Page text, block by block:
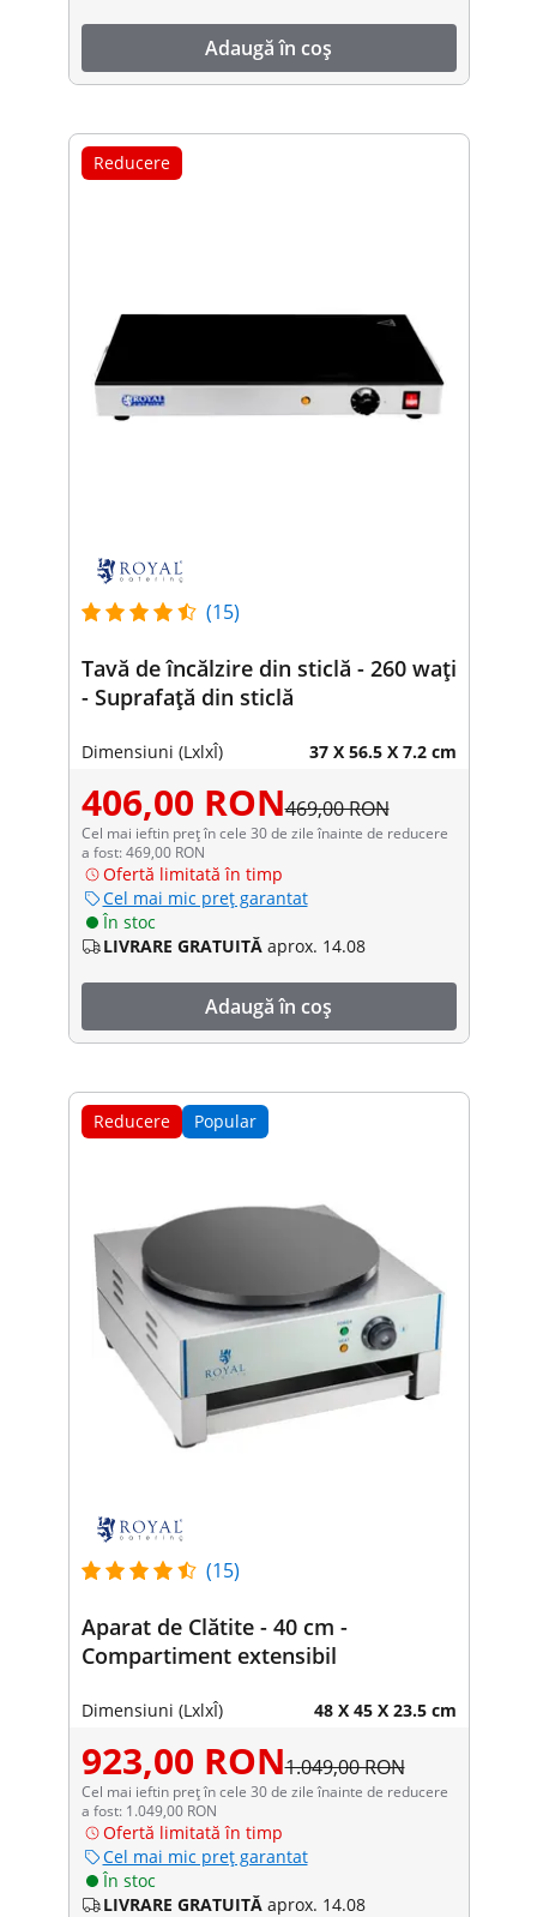
Adaugă în coș
Reducere
(15)
Tavă de încălzire din sticlă - 260 wați
- Suprafață din sticlă
Dimensiuni (LxlxÎ) 37 X 56.5 X 7.2 cm
406,00 RON469,00 RON
Cel mai ieftin preț în cele 30 de zile înainte de reducere
a fost: 469,00 RON
Ofertă limitată în timp
Cel mai mic preț garantat
În stoc
LIVRARE GRATUITĂ aprox. 14.08
Adaugă în coș
Reducere Popular
(15)
Aparat de Clătite - 40 cm -
Compartiment extensibil
Dimensiuni (LxlxÎ) 48 X 45 X 23.5 cm
923,00 RON1.049,00 RON
Cel mai ieftin preț în cele 30 de zile înainte de reducere
a fost: 1.049,00 RON
Ofertă limitată în timp
Cel mai mic preț garantat
În stoc
LIVRARE GRATUITĂ aprox. 14.08